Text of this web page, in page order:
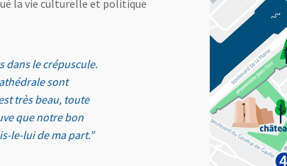
la vie culturelle et politique
dans le crépuscule.
sont
très beau, toute
que notre bon
le-lui de ma part.”